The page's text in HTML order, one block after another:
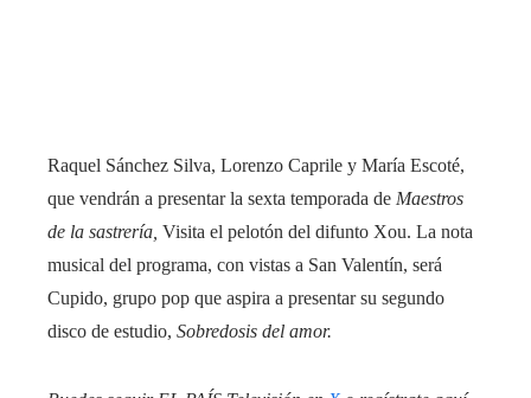
Raquel Sánchez Silva, Lorenzo Caprile y María Escoté,
que vendrán a presentar la sexta temporada de Maestros
de la sastrería, Visita el pelotón del difunto Xou. La nota
musical del programa, con vistas a San Valentín, será
Cupido, grupo pop que aspira a presentar su segundo
disco de estudio, Sobredosis del amor.